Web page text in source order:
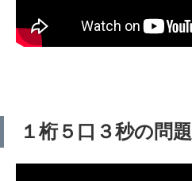
１桁５口３秒の問題